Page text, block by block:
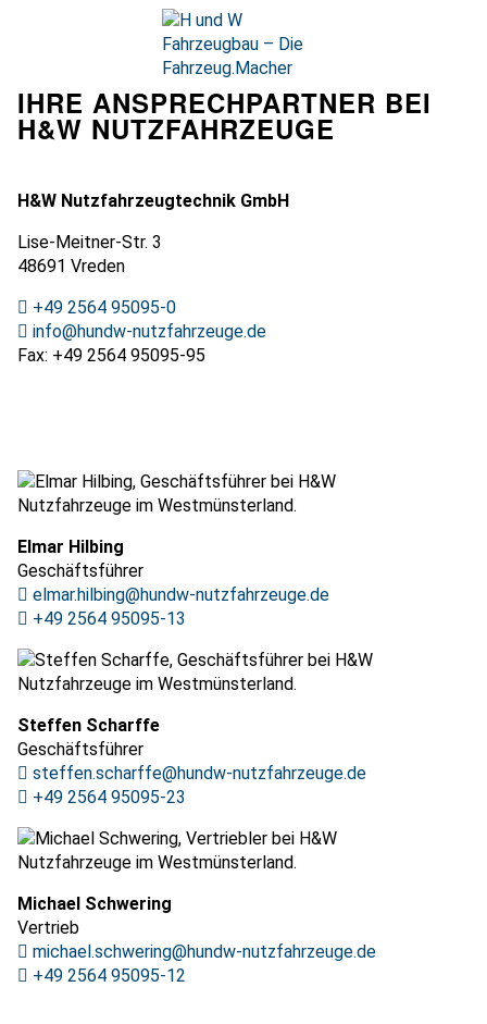
Startseite
öffnen
IHRE ANSPRECHPARTNER BEI
H&W NUTZFAHRZEUGE
H&W Nutzfahrzeugtechnik GmbH
Lise-Meitner-Str. 3
48691 Vreden
+49 2564 95095-0
info@hundw-nutzfahrzeuge.de
Fax: +49 2564 95095-95
Elmar Hilbing
Geschäftsführer
elmar.hilbing@hundw-nutzfahrzeuge.de
+49 2564 95095-13
Steffen Scharffe
Geschäftsführer
steffen.scharffe@hundw-nutzfahrzeuge.de
+49 2564 95095-23
Michael Schwering
Vertrieb
michael.schwering@hundw-nutzfahrzeuge.de
+49 2564 95095-12